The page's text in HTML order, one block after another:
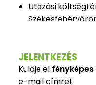
Utazási
JELENTKEZÉS
Küldje el
e-mail címre!